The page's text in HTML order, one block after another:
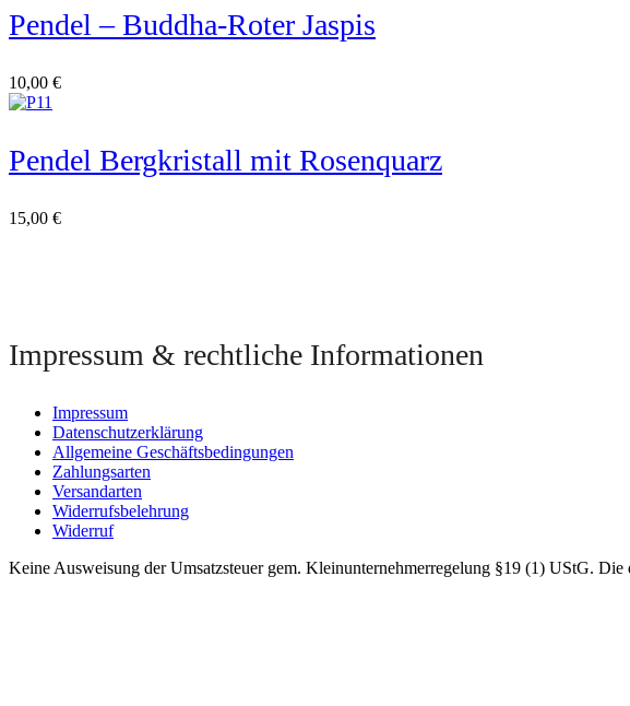
Pendel – Buddha-Roter Jaspis
10,00 €
Pendel Bergkristall mit Rosenquarz
15,00 €
Impressum & rechtliche Informationen
Impressum
Datenschutzerklärung
Allgemeine Geschäftsbedingungen
Zahlungsarten
Versandarten
Widerrufsbelehrung
Widerruf
Keine Ausweisung der Umsatzsteuer gem. Kleinunternehmerregelung §19 (1) UStG.